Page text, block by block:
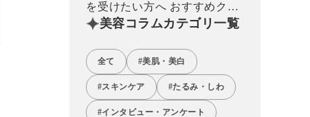
を受けたい方へ おすすめクリ
ニック12選!
美容コラムカテゴリ一覧
全て #美肌・美白
#スキンケア #たるみ・しわ
#インタビュー・アンケート